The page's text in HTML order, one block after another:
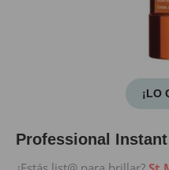
¡LO
Professional